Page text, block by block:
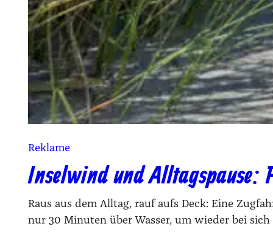
Reklame
Inselwind und Alltagspause:
Raus aus dem Alltag, rauf aufs Deck: Eine
nur 30 Minuten über Wasser, um wieder bei sich